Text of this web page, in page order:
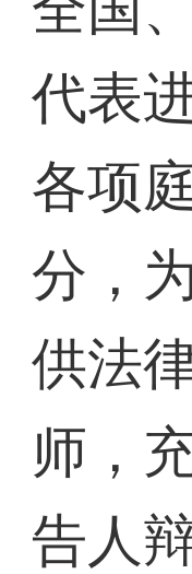
代表
各项
分，
供法
师，
告人